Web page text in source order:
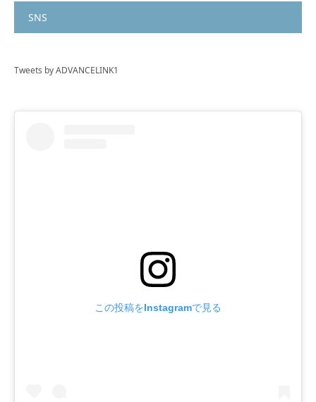
SNS
Tweets by ADVANCELINK1
この投稿をInstagramで見る